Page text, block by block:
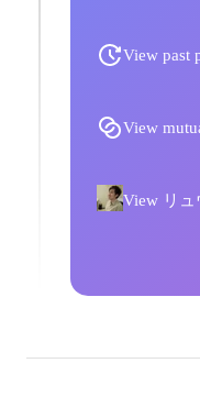
View past
View
View リ